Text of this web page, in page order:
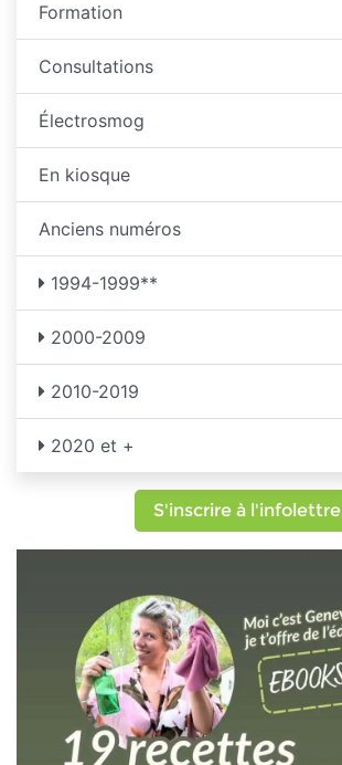
Formation
Consultations
Électrosmog
En kiosque
Anciens numéros
1994-1999**
2000-2009
2010-2019
2020 et +
S'inscrire à l'infolettre